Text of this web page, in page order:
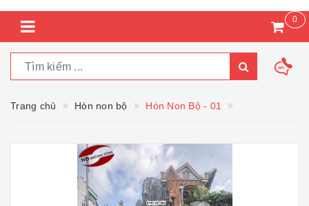
0
Trang chủ Hòn non bộ Hòn Non Bộ - 01